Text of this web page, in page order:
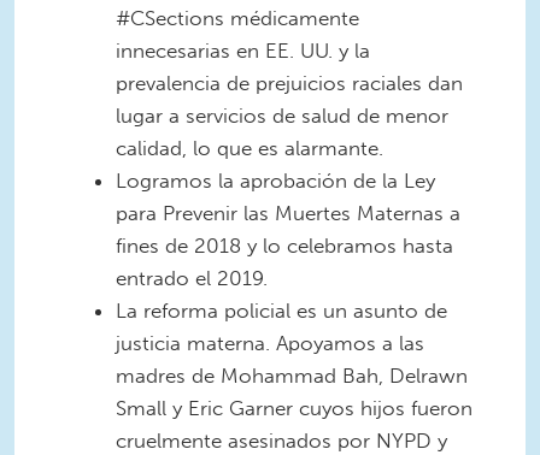
#CSections médicamente
innecesarias en EE. UU. y la
prevalencia de prejuicios raciales dan
lugar a servicios de salud de menor
calidad, lo que es alarmante.
Logramos la aprobación de la Ley
para Prevenir las Muertes Maternas a
fines de 2018 y lo celebramos hasta
entrado el 2019.
La reforma policial es un asunto de
justicia materna. Apoyamos a las
madres de Mohammad Bah, Delrawn
Small y Eric Garner cuyos hijos fueron
cruelmente asesinados por NYPD y